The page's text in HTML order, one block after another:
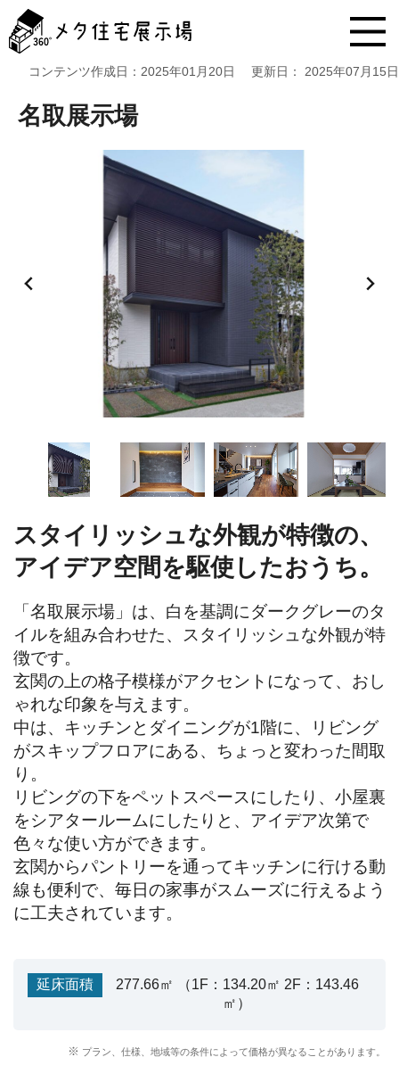
タ
住
コンテンツ作成日： 2025年01月20日 更新日： 2025年07月15日
名取展示場
スタイリッシュな外観が特徴の、
アイデア空間を駆使したおうち。
「名取展示場」は、白を基調にダークグレーのタ
イルを組み合わせた、スタイリッシュな外観が特
徴です。
玄関の上の格子模様がアクセントになって、おし
ゃれな印象を与えます。
中は、キッチンとダイニングが1階に、リビング
がスキップフロアにある、ちょっと変わった間取
り。
リビングの下をペットスペースにしたり、小屋裏
をシアタールームにしたりと、アイデア次第で
色々な使い方ができます。
玄関からパントリーを通ってキッチンに行ける動
線も便利で、毎日の家事がスムーズに行えるよう
に工夫されています。
延床面積
277.66㎡ （1F：134.20㎡ 2F：143.46
㎡）
プラン、仕様、地域等の条件によって価格が異なることがあります。